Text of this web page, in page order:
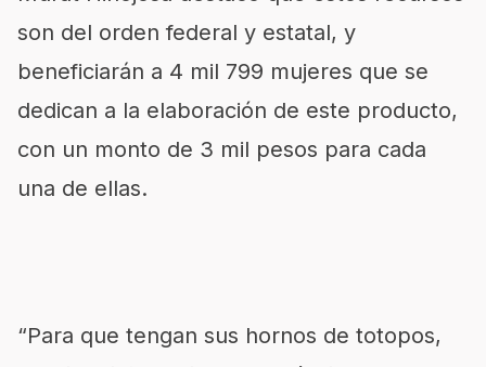
son del orden federal y estatal, y
beneficiarán a 4 mil 799 mujeres que se
dedican a la elaboración de este producto,
con un monto de 3 mil pesos para cada
una de ellas.
“Para que tengan sus hornos de totopos,